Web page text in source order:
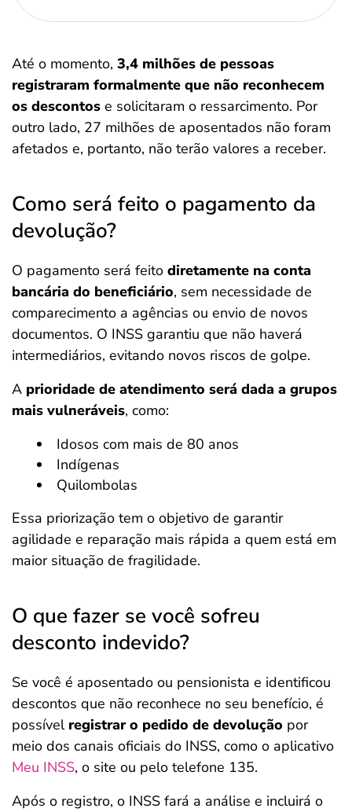
Até o momento, 3,4 milhões de pessoas
registraram formalmente que não reconhecem
os descontos e solicitaram o ressarcimento. Por
outro lado, 27 milhões de aposentados não foram
afetados e, portanto, não terão valores a receber.
Como será feito o pagamento da
devolução?
O pagamento será feito diretamente na conta
bancária do beneficiário, sem necessidade de
comparecimento a agências ou envio de novos
documentos. O INSS garantiu que não haverá
intermediários, evitando novos riscos de golpe.
A prioridade de atendimento será dada a grupos
mais vulneráveis, como:
Idosos com mais de 80 anos
Indígenas
Quilombolas
Essa priorização tem o objetivo de garantir
agilidade e reparação mais rápida a quem está em
maior situação de fragilidade.
O que fazer se você sofreu
desconto indevido?
Se você é aposentado ou pensionista e identificou
descontos que não reconhece no seu benefício, é
possível registrar o pedido de devolução por
meio dos canais oficiais do INSS, como o aplicativo
Meu INSS, o site ou pelo telefone 135.
Após o registro, o INSS fará a análise e incluirá o